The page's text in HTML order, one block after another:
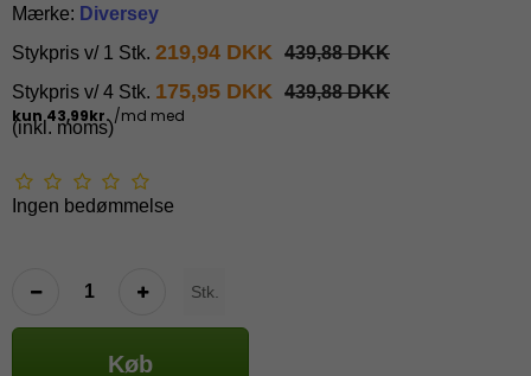
Mærke: Diversey
Stykpris v/ 1 Stk. 219,94 DKK 439,88 DKK
Stykpris v/ 4 Stk. 175,95 DKK 439,88 DKK
(inkl. moms)
Ingen bedømmelse
Stk.
Køb